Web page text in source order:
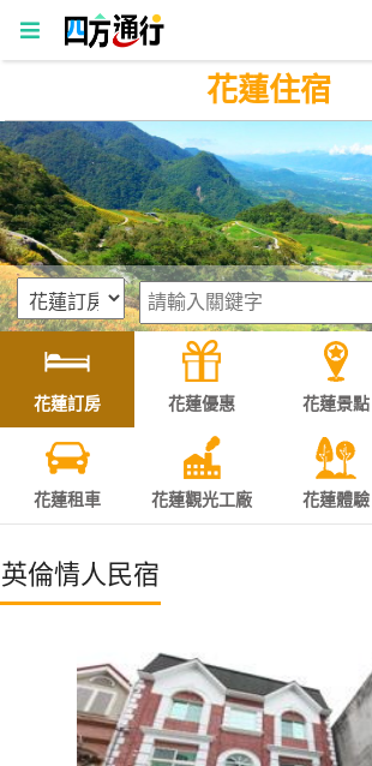
四
方
通
行
訂
房
灣
訂
房
直接跟飯店訂房HOT
特
花蓮住宿
花蓮訂房 花蓮優惠 花蓮景點
花蓮租車 花蓮觀光工廠 花蓮體驗
英倫情人民宿